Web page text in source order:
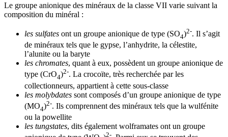
Le groupe anionique des minéraux de la classe VII varie suivant la
composition du minéral :
les sulfates ont un groupe anionique de type (SO4)2-. Il s’agit
de minéraux tels que le gypse, l’anhydrite, la célestite,
l’alunite ou la baryte
les chromates, quant à eux, possèdent un groupe anionique de
type (CrO4)2-. La crocoïte, très recherchée par les
collectionneurs, appartient à cette sous-classe
les molybdates sont composés d’un groupe anionique de type
(MO4)2-. Ils comprennent des minéraux tels que la wulfénite
ou la powellite
les tungstates, dits également wolframates ont un groupe
2-